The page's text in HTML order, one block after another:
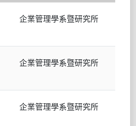
企業管理學系暨研究所
企業管理學系暨研究所
企業管理學系暨研究所